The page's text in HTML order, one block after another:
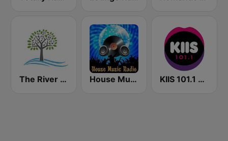
The River of Calm House Music Radio KIIS 101.1 Melbourne